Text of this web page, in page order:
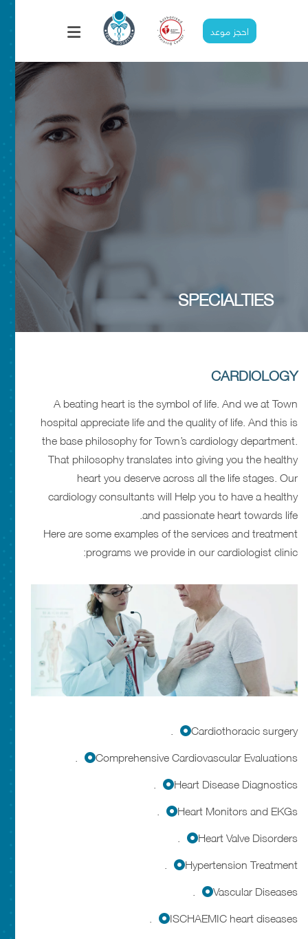
احجز موعد
القلب
SPECIALTIES
CARDIOLOGY
A beating heart is the symbol of life. And we at Town
hospital appreciate life and the quality of life. And this is
the base philosophy for Town’s cardiology department.
That philosophy translates into giving you the healthy
heart you deserve across all the life stages. Our
cardiology consultants will Help you to have a healthy
and passionate heart towards life.
Here are some examples of the services and treatment
programs we provide in our cardiologist clinic:
Cardiothoracic surgery.
Comprehensive Cardiovascular Evaluations.
Heart Disease Diagnostics.
Heart Monitors and EKGs.
Heart Valve Disorders.
Hypertension Treatment.
Vascular Diseases.
ISCHAEMIC heart diseases.